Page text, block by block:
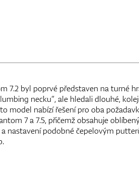
7.2 byl poprvé představen na turné
necku“, ale hledali dlouhé,
model nabízí řešení pro oba
7 a 7.5, přičemž obsahuje
nastavení podobné čepelovým